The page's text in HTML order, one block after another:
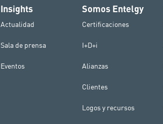
Insights
Actualidad
Sala de prensa
Eventos
Somos Entelgy
Certificaciones
I+D+i
Alianzas
Clientes
Logos y recursos